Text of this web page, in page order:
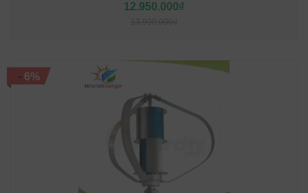
12.950.000₫
- 6%